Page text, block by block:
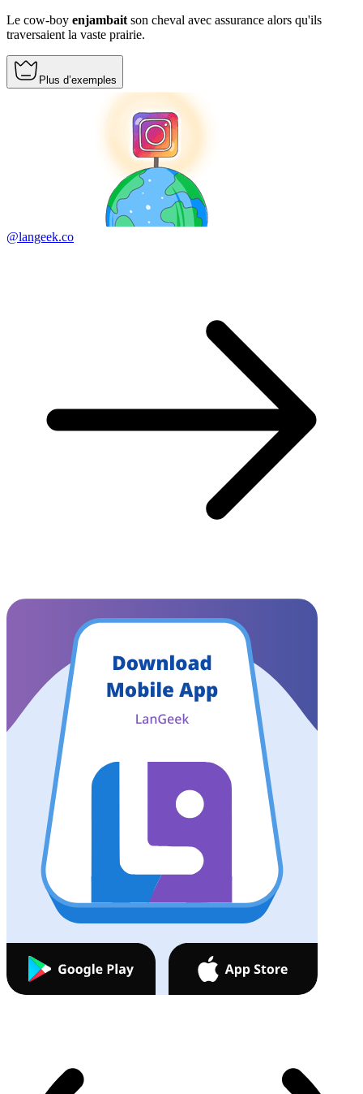
Le cow-boy enjambait son cheval avec assurance alors qu'ils
traversaient la vaste prairie.
Plus d’exemples
@langeek.co